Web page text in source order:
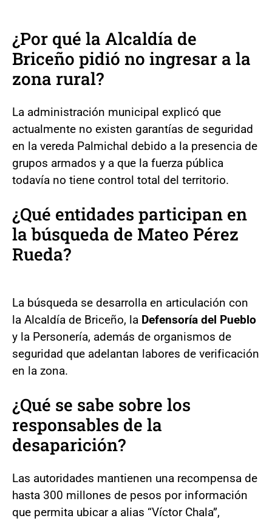
¿Por qué la Alcaldía de
Briceño pidió no ingresar a la
zona rural?
La administración municipal explicó que
actualmente no existen garantías de seguridad
en la vereda Palmichal debido a la presencia de
grupos armados y a que la fuerza pública
todavía no tiene control total del territorio.
¿Qué entidades participan en
la búsqueda de Mateo Pérez
Rueda?
La búsqueda se desarrolla en articulación con
la Alcaldía de Briceño, la Defensoría del Pueblo
y la Personería, además de organismos de
seguridad que adelantan labores de verificación
en la zona.
¿Qué se sabe sobre los
responsables de la
desaparición?
Las autoridades mantienen una recompensa de
hasta 300 millones de pesos por información
que permita ubicar a alias “Víctor Chala”,